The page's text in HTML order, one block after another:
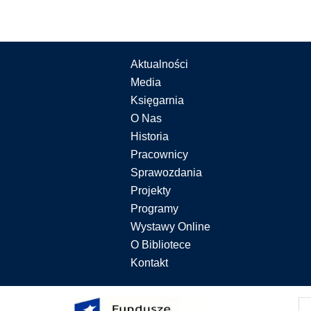
Aktualności
Media
Księgarnia
O Nas
Historia
Pracownicy
Sprawozdania
Projekty
Programy
Wystawy Online
O Bibliotece
Kontakt